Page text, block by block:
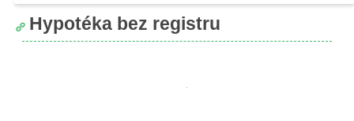
Hypotéka bez registru